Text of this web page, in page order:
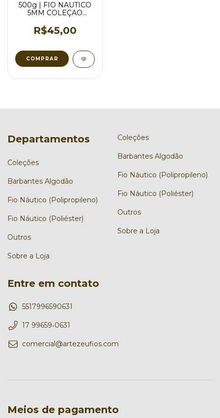
500g | FIO NAUTICO
5MM COLEÇAO
CORES
R$45,00
COMPRAR
Departamentos
Coleções
Barbantes Algodão
Fio Náutico (Polipropileno)
Fio Náutico (Poliéster)
Outros
Sobre a Loja
Coleções
Barbantes Algodão
Fio Náutico (Polipropileno)
Fio Náutico (Poliéster)
Outros
Sobre a Loja
Entre em contato
5517996590631
17 99659‑0631‬
comercial@artezeufios.com
Meios de pagamento